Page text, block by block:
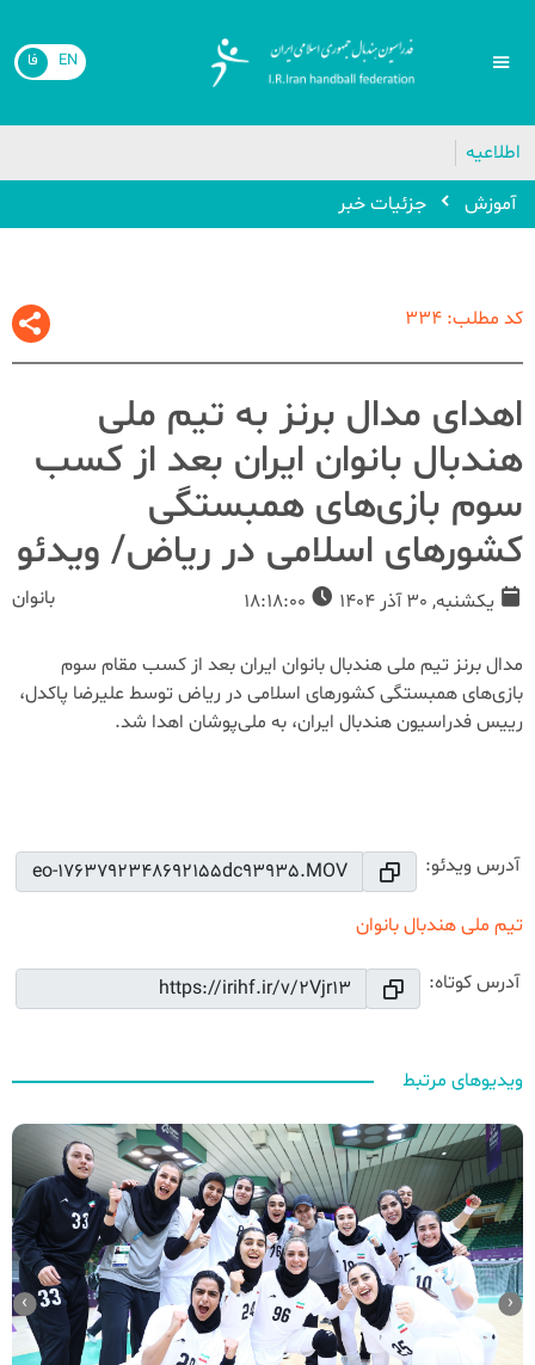
EN فا
اطلاعیه
🔴
آموزش
جزئیات خبر
کد مطلب: 334
اهدای مدال برنز به تیم ملی
هندبال بانوان ایران بعد از کسب
سوم بازی‌های همبستگی
کشورهای اسلامی در ریاض/ ویدئو
یکشنبه, 30 آذر 1404 بانوان
مدال برنز تیم ملی هندبال بانوان ایران بعد از کسب مقام سوم
بازی‌های همبستگی کشورهای اسلامی در ریاض توسط علیرضا پاکدل،
رییس فدراسیون هندبال ایران، به ملی‌پوشان اهدا شد.
آدرس ویدئو:
تیم ملی هندبال بانوان
آدرس کوتاه:
ویدیوهای مرتبط
‹
›